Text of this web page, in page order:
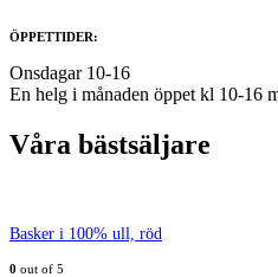
ÖPPETTIDER:
Onsdagar 10-16
En helg i månaden öppet kl 10-16
Våra bästsäljare
Basker i 100% ull, röd
0 out of 5